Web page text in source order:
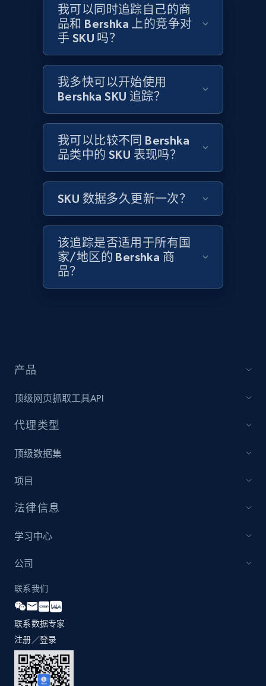
Amazon products global dataset - Collects
products by specific category URL
Title, Seller name, Brand, Description, Initial
price, Currency, Availability, Reviews count, and
more.
2.1K+ 375+
Amazon products global dataset -
Collecting products by keyword search
Title, Seller name, Brand, Description, Initial
price, Currency, Availability, Reviews count, and
more.
2.1K+ 375+ 立即开始
more.
2.1K+ 375+
Amazon products global dataset - Collect
Title, Seller name, Brand, Description, Initial
price, Currency, Availability, Reviews count, and
more.
Amazon products global dataset - Collect
products from Brands URLs
Title, Seller name, Brand, Description, Initial
price, Currency, Availability, Reviews count, and
more.
我可以同时追踪自己的商
品和 Bershka 上的竞争对
手 SKU 吗？
我多快可以开始使用
Bershka SKU 追踪？
我可以比较不同 Bershka
品类中的 SKU 表现吗？
SKU 数据多久更新一次？
该追踪是否适用于所有国
家/地区的 Bershka 商
品？
产品
顶级网页抓取工具API
代理类型
顶级数据集
项目
法律信息
学习中心
公司
联系我们
联系数据专家
注册／登录